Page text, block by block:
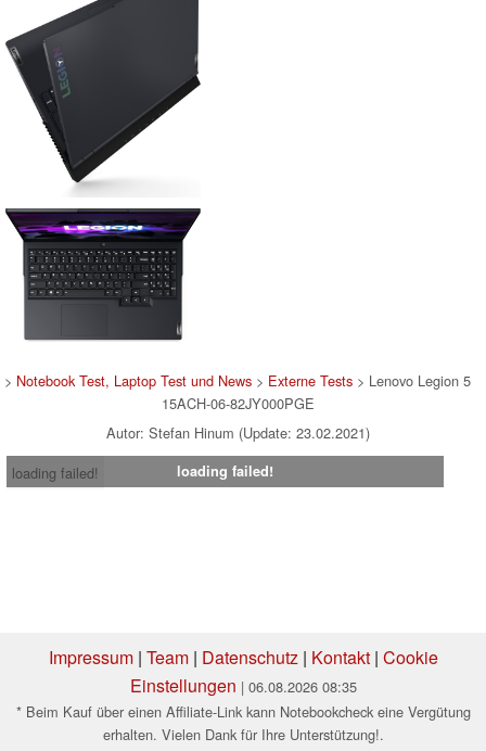
> Notebook Test, Laptop Test und News > Externe Tests > Lenovo Legion 5
15ACH-06-82JY000PGE
Autor: Stefan Hinum (Update: 23.02.2021)
loading failed!
loading failed!
Impressum| Team| Datenschutz| Kontakt| Cookie
Einstellungen | 06.08.2026 08:35
* Beim Kauf über einen Affiliate-Link kann Notebookcheck eine Vergütung
erhalten. Vielen Dank für Ihre Unterstützung!.